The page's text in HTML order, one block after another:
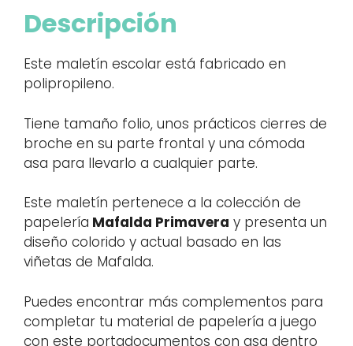
Descripción
Este maletín escolar está fabricado en
polipropileno.
Tiene tamaño folio, unos prácticos cierres de
broche en su parte frontal y una cómoda
asa para llevarlo a cualquier parte.
Este maletín pertenece a la colección de
papelería Mafalda Primavera y presenta un
diseño colorido y actual basado en las
viñetas de Mafalda.
Puedes encontrar más complementos para
completar tu material de papelería a juego
con este portadocumentos con asa dentro